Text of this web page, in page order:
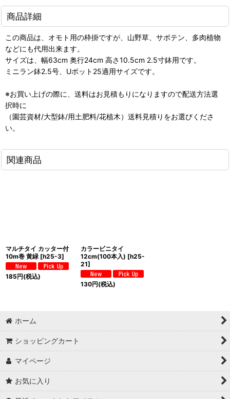
商品詳細
この商品は、オモト用の枠掛ですが、山野草、サボテン、多肉植物
などにも代用出来ます。
サイズは、幅63cm 奥行24cm 高さ10.5cm 2.5寸鉢用です。
ミニラン鉢2.5号、Uポット25適用サイズです。
※お買い上げの際に、送料はお見積もりになりますので配送方法選
択時に
（園芸資材/大型鉢/用土肥料/花植木）送料見積りをお選びくださ
い。
関連商品
マルチタイ カッター付
10m巻 黄緑 [h25-3]
185円(税込)
カラービニタイ
12cm(100本入) [h25-
21]
130円(税込)
ホーム
ショッピングカート
マイページ
お気に入り